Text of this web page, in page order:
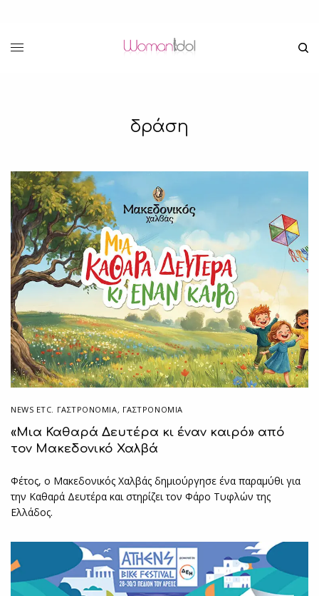
δράση
NEWS ETC. ΓΑΣΤΡΟΝΟΜΊΑ, ΓΑΣΤΡΟΝΟΜΙΑ
«Μια Καθαρά Δευτέρα κι έναν καιρό» από
τον Μακεδονικό Χαλβά
Φέτος, ο Μακεδονικός Χαλβάς δημιούργησε ένα παραμύθι για
την Καθαρά Δευτέρα και στηρίζει τον Φάρο Τυφλών της
Ελλάδος.